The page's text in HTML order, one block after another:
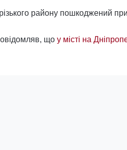
району пошкоджений
що у місті на